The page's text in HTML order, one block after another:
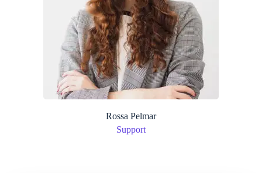
Rossa Pelmar
Support